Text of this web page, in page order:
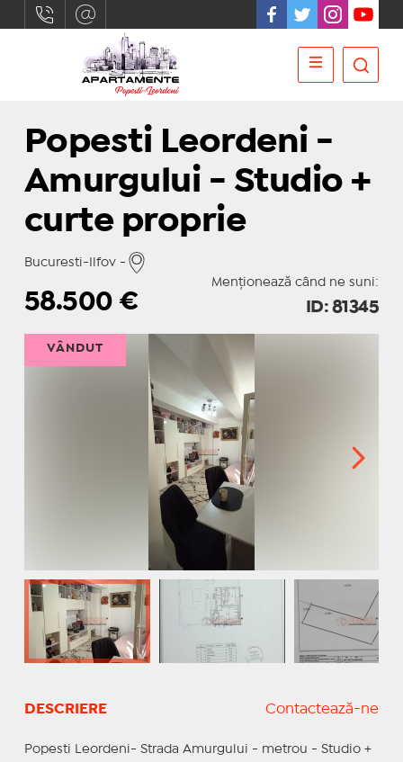
Popesti Leordeni -
Amurgului - Studio +
curte proprie
Bucuresti-Ilfov -
Menționează când ne suni:
58.500€ ID: 81345
VÂNDUT
DESCRIERE Contactează-ne
Popesti Leordeni- Strada Amurgului - metrou - Studio +